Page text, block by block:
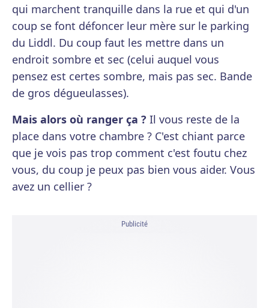
qui marchent tranquille dans la rue et qui d'un
coup se font défoncer leur mère sur le parking
du Liddl. Du coup faut les mettre dans un
endroit sombre et sec (celui auquel vous
pensez est certes sombre, mais pas sec. Bande
de gros dégueulasses).
Mais alors où ranger ça ? Il vous reste de la
place dans votre chambre ? C'est chiant parce
que je vois pas trop comment c'est foutu chez
vous, du coup je peux pas bien vous aider. Vous
avez un cellier ?
Publicité